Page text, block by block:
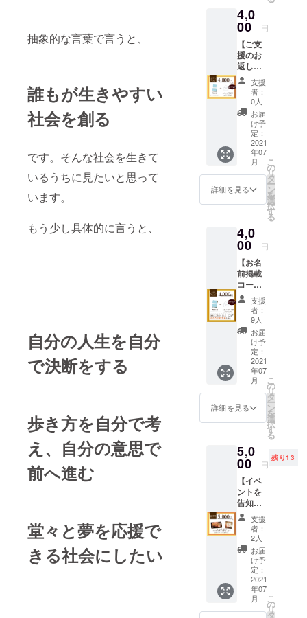
抽象的な言葉で言うと、
誰もが生きやすい
社会を創る
です。そんな社会を生きて
いるうちに見たいと思って
います。
もう少し具体的に言うと、
自分の人生を自分
で決断をする
歩き方を自分で考
え、自分の意思で
前へ進む
堂々と夢を応援で
きる社会にしたい
が、お
一人お
一人
ちゃん
とお礼
をした
いので
直接お
名前入
り（応
援者の
任意の
名前）
で手紙
を書か
せてい
ただき
りませ
んので
ご了承
くださ
い！) ま
た、書
いてい
る様子
をライ
ブ配信
でもお
見せい
たしま
す。絶
対全員
紙を直
筆しま
PFIRE
より事
前にお
知らせ
しま
す）
チャレ
ンジが
終了次
第、完
成書籍
と感謝
の手紙
を添え
て順次
掲載を
しま
す。 ※
備考欄
にあな
たの
「表記
したい
お名
前」を
ご入力
くださ
い。 (書
籍に掲
載する
お名前
を掲載
の旨を
備考欄
に記載
をお願
いしま
す) ※こ
ちらの
プラン
には”書
籍”は付
きませ
ん。書
籍をご
希望の
方は書
籍購入
のリ
す。
チャレ
ンジが
終了次
第、順
次お送
りいた
しま
す。
4,0
00 円
【ご支
援のお
返し
コー
ス】 ▶︎
書籍2冊
▶︎お礼
の手紙
全員分
を直筆
でお渡
ししま
す。※全
員分の
手紙を
ライブ
直筆し
ます。
※応援頂
いた方
には完
成書籍
と、感
謝の手
紙を直
筆でお
送りし
ます。
※手紙は
コピー
すれば
大量に
作るこ
一人お
一人
ちゃん
とお礼
をした
いので
直接お
名前入
り（応
援者の
任意の
名前）
で手紙
を書か
せてい
ただき
支援
者：
0人
お届
け予
定：
2021
年07
月
詳細を見る
こ
の
リ
タ
ー
ン
を
選
択
す
る
4,0
00 円
【お名
前掲載
コー
ス】 ▶︎
書籍1冊
▶︎巻末
にあな
たのお
名前記
載（任
意の名
前） ▶︎
お礼の
手紙全
員分を
直筆で
しま
す。※全
員分の
手紙を
ライブ
配信で
直筆し
ます。
※応援頂
いた方
には完
成書籍
と、感
謝の手
紙を直
筆でお
支援
者：
9人
お届
け予
定：
2021
年07
月
詳細を見る
こ
の
リ
タ
ー
ン
を
選
択
す
る
5,0
00 円
残り13
【イベ
ントを
告知す
るSNS
用動画
を作成
しま
す！】
▶︎SNS
用動画
(正方
形・ワ
イドの2
支援
者：
2人
お届
け予
定：
2021
年07
月
こ
の
リ
タ